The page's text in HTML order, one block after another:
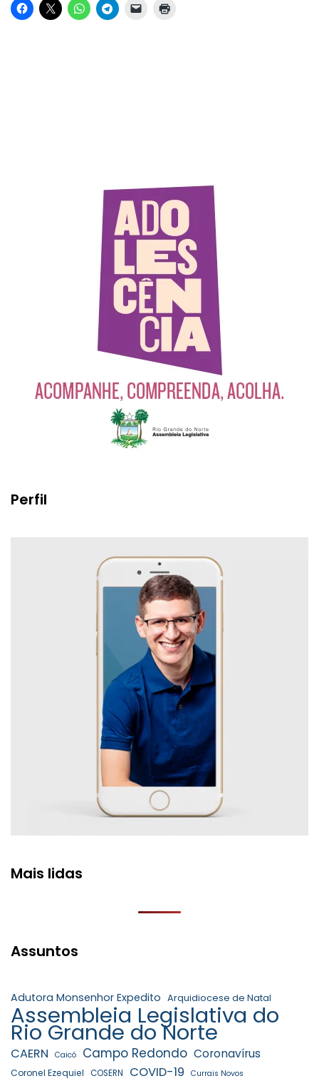
Perfil
Mais lidas
Assuntos
Adutora Monsenhor Expedito Arquidiocese de Natal
Assembleia Legislativa do
Rio Grande do Norte
CAERN Caicó Campo Redondo Coronavírus
Coronel Ezequiel COSERN COVID-19 Currais Novos